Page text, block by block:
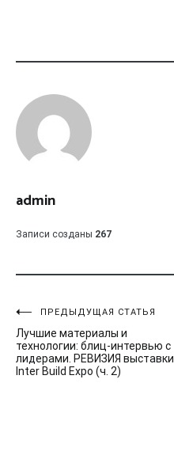
admin
Записи созданы 267
Навигация
по
записям
ПРЕДЫДУЩАЯ СТАТЬЯ
Лучшие материалы и
технологии: блиц-интервью с
лидерами. РЕВИЗИЯ выставки
Inter Build Expo (ч. 2)